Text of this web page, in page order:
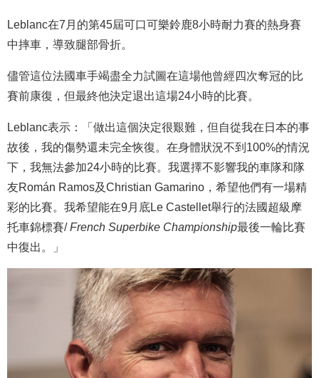
Leblanc在7月的第45屆可口可樂鈴鹿8小時耐力賽的熱身賽
中摔車，導致腿部骨折。
儘管這位法國車手竭盡全力試圖在這場他曾經四次奪冠的比
賽前康復，但最終他決定退出這場24小時的比賽。
Leblanc表示：「做出這個決定很艱難，但自從我在日本的事
故後，我的傷勢還未完全恢復。在身體狀況不到100%的情況
下，我無法參加24小時的比賽。我選擇不影響我的車隊和隊
友Román Ramos及Christian Gamarino，希望他們有一場精
彩的比賽。我希望能在9月底Le Castellet舉行的法國超級摩
托車錦標賽/ French Superbike Championship最後一輪比賽
中復出。」